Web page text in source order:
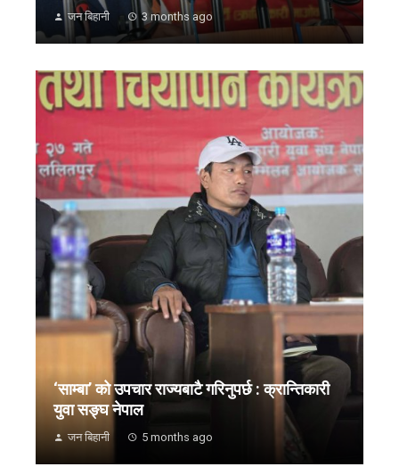
जन बिहानी 3 months ago
‘साम्बा’ को उपचार राज्यबाटै गरिनुपर्छ : क्रान्तिकारी
युवा सङ्घ नेपाल
जन बिहानी 5 months ago